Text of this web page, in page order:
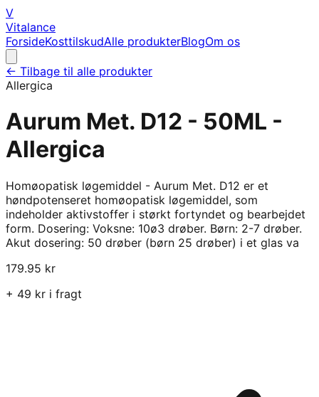
V
Vitalance
ForsideKosttilskudAlle produkterBlogOm os
← Tilbage til alle produkter
Allergica
Aurum Met. D12 - 50ML -
Allergica
Homøopatisk løgemiddel - Aurum Met. D12 er et
høndpotenseret homøopatisk løgemiddel, som
indeholder aktivstoffer i størkt fortyndet og bearbejdet
form. Dosering: Voksne: 10ø3 drøber. Børn: 2-7 drøber.
Akut dosering: 50 drøber (børn 25 drøber) i et glas va
179.95 kr
+ 49 kr i fragt